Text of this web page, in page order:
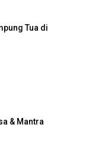
Tua di
& Mantra